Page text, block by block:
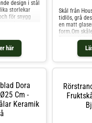
objekt i
Fruktskålar
här
design i stål
storlekar
för snygg
Förvaringskorg
&
Köksförvaring
Skål från
tidlös, grå
en matt
form.Om
Doctor- Unik
finish.- Tidlös
Fruktskålar
Dora
Cm -
Keramik